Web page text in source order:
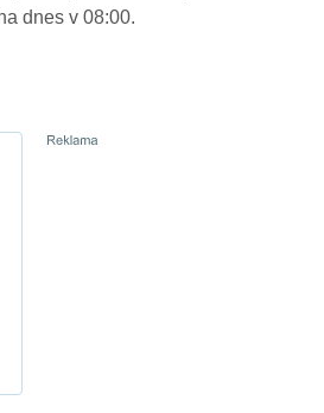
dnes v 08:00.